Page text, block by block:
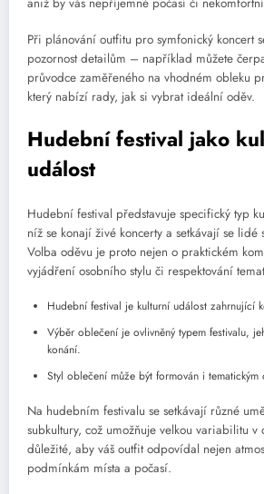
Při plánování outfitu pro symfonický koncert
pozornost detailům – například můžete
průvodce zaměřeného na vhodném obleku
který nabízí rady, jak si vybrat ideální oděv.
Hudební festival jako
událost
Hudební festival představuje specifický typ
níž se konají živé koncerty a setkávají se lidé
Volba oděvu je proto nejen o praktickém
vyjádření osobního stylu či respektování
Hudební festival je kulturní událost zahrnující
Výběr oblečení je ovlivněný typem festivalu,
konání.
Styl oblečení může být formován i tematickým
Na hudebním festivalu se setkávají různé
subkultury, což umožňuje velkou variabilitu v
důležité, aby váš outfit odpovídal nejen
podmínkám místa a počasí.